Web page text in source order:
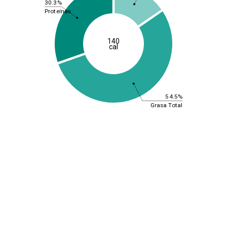
54.5%
30.3%
Grasa Total
Proteínas
140
cal